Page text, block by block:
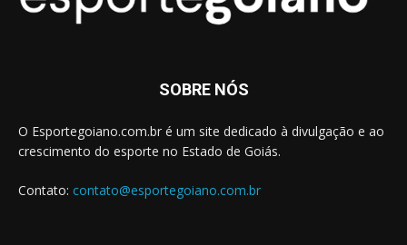
SOBRE NÓS
O Esportegoiano.com.br é um site dedicado à divulgação e ao
crescimento do esporte no Estado de Goiás.
Contato: contato@esportegoiano.com.br